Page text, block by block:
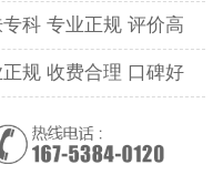
科 专业正规 评价高
规 收费合理 口碑好